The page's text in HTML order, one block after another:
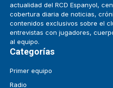
actualidad del RCD Espanyol,
cobertura diaria de noticias,
contenidos exclusivos sobre el
entrevistas con jugadores,
al equipo.
Categorías
Primer equipo
Radio